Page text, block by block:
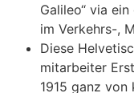
Galileo“ via
im Verkehrs-,
Diese
mitarbeiter
1915 ganz